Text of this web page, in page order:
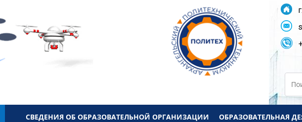
г.
СВЕДЕНИЯ ОБ ОБРАЗОВАТЕЛЬНОЙ ОРГАНИЗАЦИИ ОБРАЗОВАТЕЛЬНАЯ